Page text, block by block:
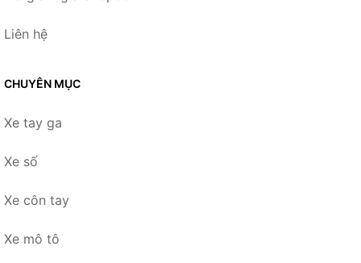
Liên hệ
CHUYÊN MỤC
Xe tay ga
Xe số
Xe côn tay
Xe mô tô